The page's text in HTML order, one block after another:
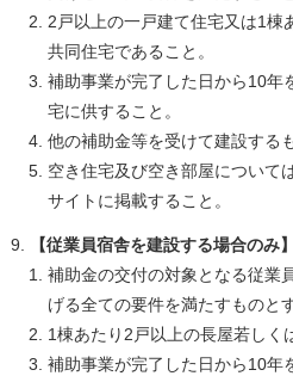
2戸以上の一戸建て住宅又は1棟
共同住宅であること。
補助事業が完了した日から10年
宅に供すること。
他の補助金等を受けて建設する
空き住宅及び空き部屋について
サイトに掲載すること。
【従業員宿舎を建設する場合のみ】
補助金の交付の対象となる従業
げる全ての要件を満たすものとす
1棟あたり2戸以上の長屋若しく
補助事業が完了した日から10年